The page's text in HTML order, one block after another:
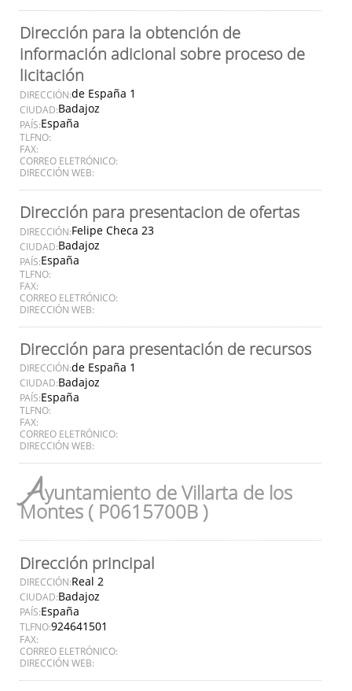
Dirección para la obtención de
información adicional sobre proceso de
licitación
DIRECCIÓN:de España 1
CIUDAD:Badajoz
PAÍS:España
TLFNO:
FAX:
CORREO ELETRÓNICO:
DIRECCIÓN WEB:
Dirección para presentacion de ofertas
DIRECCIÓN:Felipe Checa 23
CIUDAD:Badajoz
PAÍS:España
TLFNO:
FAX:
CORREO ELETRÓNICO:
DIRECCIÓN WEB:
Dirección para presentación de recursos
DIRECCIÓN:de España 1
CIUDAD:Badajoz
PAÍS:España
TLFNO:
FAX:
CORREO ELETRÓNICO:
DIRECCIÓN WEB:
Ayuntamiento de Villarta de los
Montes ( P0615700B )
Dirección principal
DIRECCIÓN:Real 2
CIUDAD:Badajoz
PAÍS:España
TLFNO:924641501
FAX:
CORREO ELETRÓNICO:
DIRECCIÓN WEB: